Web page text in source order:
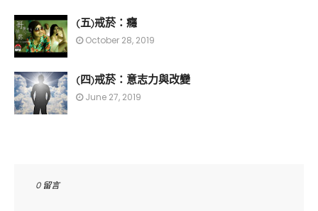
(五)戒菸：癮
October 28, 2019
(四)戒菸：意志力與改變
June 27, 2019
0 留言